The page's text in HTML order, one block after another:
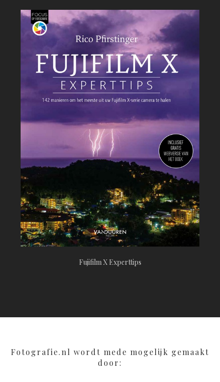
Fujifilm X Experttips
Fotografie.nl wordt mede mogelijk gemaakt
door: